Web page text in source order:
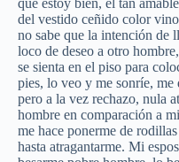
que estoy bien, el tan
del vestido ceñido color
no sabe que la intención de
loco de deseo a otro
se sienta en el piso para
pies, lo veo y me sonríe, me
pero a la vez rechazo, nula
hombre en comparación a
me hace ponerme de
hasta atragantarme. Mi